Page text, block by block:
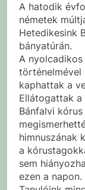
A hatodik
németek
Hetedikesink
bányatúrán.
A
történelmével
kaphattak a
Ellátogattak a
Bánfalvi
himnuszának
a
sem
ezen a napon.